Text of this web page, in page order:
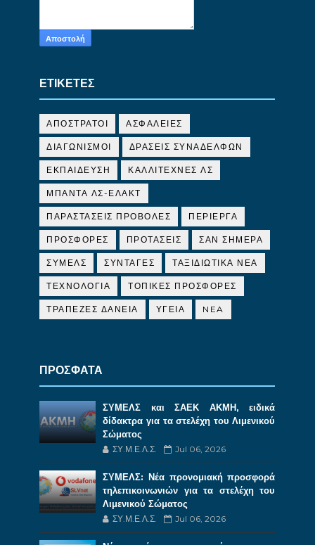
ΕΤΙΚΕΤΕΣ
ΑΠΟΣΤΡΑΤΟΙ ΑΣΦΑΛΕΙΕΣ
ΔΙΑΓΩΝΙΣΜΟΙ ΔΡΑΣΕΙΣ ΣΥΝΑΔΕΛΦΩΝ
ΕΚΠΑΙΔΕΥΣΗ ΚΑΛΛΙΤΕΧΝΕΣ ΛΣ
ΜΠΑΝΤΑ ΛΣ-ΕΛΑΚΤ
ΠΑΡΑΣΤΑΣΕΙΣ ΠΡΟΒΟΛΕΣ ΠΕΡΙΕΡΓΑ
ΠΡΟΣΦΟΡΕΣ ΠΡΟΤΑΣΕΙΣ ΣΑΝ ΣΗΜΕΡΑ
ΣΥΜΕΛΣ ΣΥΝΤΑΓΕΣ ΤΑΞΙΔΙΩΤΙΚΑ ΝΕΑ
ΤΕΧΝΟΛΟΓΙΑ ΤΟΠΙΚΕΣ ΠΡΟΣΦΟΡΕΣ
ΤΡΑΠΕΖΕΣ ΔΑΝΕΙΑ ΥΓΕΙΑ NEA
ΠΡΟΣΦΑΤΑ
ΣΥΜΕΛΣ και ΣΑΕΚ ΑΚΜΗ, ειδικά
δίδακτρα για τα στελέχη του Λιμενικού
Σώματος
ΣΥ.Μ.Ε.Λ.Σ. Jul 06, 2026
ΣΥΜΕΛΣ: Νέα προνομιακή προσφορά
τηλεπικοινωνιών για τα στελέχη του
Λιμενικού Σώματος
ΣΥ.Μ.Ε.Λ.Σ. Jul 06, 2026